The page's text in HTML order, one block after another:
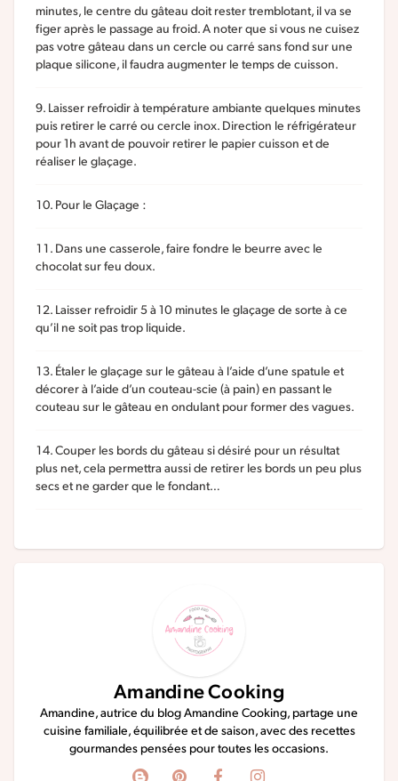
Amandine Cooking
Amandine, autrice du blog Amandine Cooking, partage une
cuisine familiale, équilibrée et de saison, avec des recettes
gourmandes pensées pour toutes les occasions.
minutes, le centre du gâteau doit rester tremblotant, il va se
figer après le passage au froid. A noter que si vous ne cuisez
pas votre gâteau dans un cercle ou carré sans fond sur une
plaque silicone, il faudra augmenter le temps de cuisson.
Laisser refroidir à température ambiante quelques minutes
puis retirer le carré ou cercle inox. Direction le réfrigérateur
pour 1h avant de pouvoir retirer le papier cuisson et de
réaliser le glaçage.
Pour le Glaçage :
Dans une casserole, faire fondre le beurre avec le
chocolat sur feu doux.
Laisser refroidir 5 à 10 minutes le glaçage de sorte à ce
qu’il ne soit pas trop liquide.
Étaler le glaçage sur le gâteau à l’aide d’une spatule et
décorer à l’aide d’un couteau-scie (à pain) en passant le
couteau sur le gâteau en ondulant pour former des vagues.
Couper les bords du gâteau si désiré pour un résultat
plus net, cela permettra aussi de retirer les bords un peu plus
secs et ne garder que le fondant…